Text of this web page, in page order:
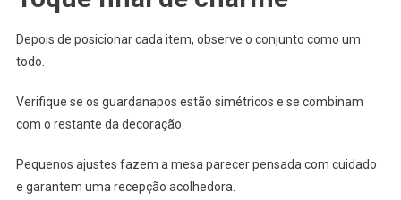
Depois de posicionar cada item, observe o conjunto como um
todo.
Verifique se os guardanapos estão simétricos e se combinam
com o restante da decoração.
Pequenos ajustes fazem a mesa parecer pensada com cuidado
e garantem uma recepção acolhedora.